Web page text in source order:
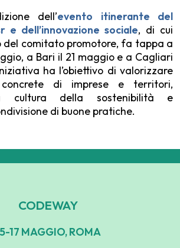
dell’evento itinerante del
e dell’innovazione sociale, di cui
del comitato promotore, fa tappa a
a Bari il 21 maggio e a Cagliari
ha l’obiettivo di valorizzare
di imprese e territori,
cultura della sostenibilità e
di buone pratiche.
CODEWAY
17 MAGGIO, ROMA